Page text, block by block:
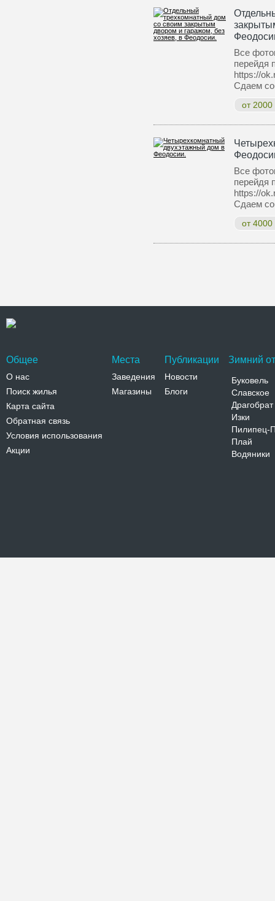
Все
перейдя
https://
Сдаем
от 2000
Все
перейдя
https://
Сдаем
от 4000
Общее
О нас
Поиск жилья
Карта сайта
Обратная связь
Условия использования
Акции
Места
Заведения
Магазины
Публикации
Новости
Блоги
Зимний
Буковель
Славское
Драгобрат
Изки
Пилипец-
Плай
Водяники